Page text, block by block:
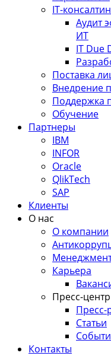
IT-
Аудит
ИТ
IT Due
Поставка
Внедрение
Поддержка
Обучение
Партнеры
IBM
INFOR
Oracle
QlikTech
SAP
Клиенты
О нас
О компании
Карьера
Пресс-центр
Пресс-
Статьи
Контакты